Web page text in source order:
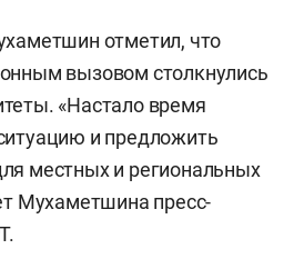
отметил, что
вызовом столкнулись
«Настало время
и предложить
местных и региональных
Мухаметшина пресс-
.